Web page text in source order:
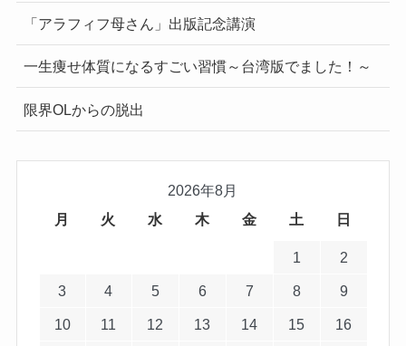
「アラフィフ母さん」出版記念講演
一生痩せ体質になるすごい習慣～台湾版でました！～
限界OLからの脱出
2026年8月
月
火 水 木 金 土 日
1 2
3 4 5 6 7 8 9
10 11 12 13 14 15 16